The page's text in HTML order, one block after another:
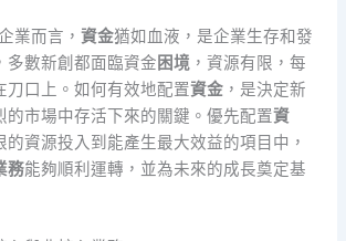
業而言，資金猶如血液，是企業生存和發
多數新創都面臨資金 困境 ，資源有限，每
刀口上。如何有效地配置資金 ，是決定新
的市場中存活下來的關鍵。優先配置資
的資源投入到能產生最大效益的項目中，
務能夠順利運轉，並為未來的成長奠定基